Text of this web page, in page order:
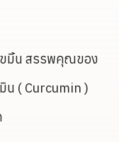
ขมิ้น สรรพคุณของ
น ( Curcumin )